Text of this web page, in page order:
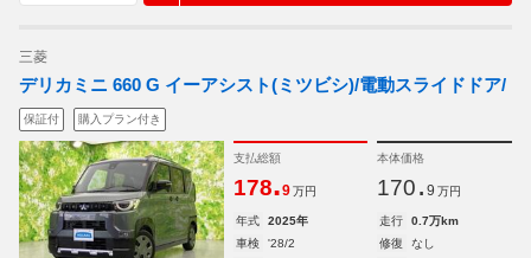
三菱
デリカミニ 660 G イーアシスト(ミツビシ)/電動スライドドア/
保証付 購入プラン付き
支払総額
178.9 万円
本体価格
170. 9 万円
年式 2025年 走行
0.7万km
車検
'28/2 修復
なし